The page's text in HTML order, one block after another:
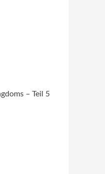
– Teil 5